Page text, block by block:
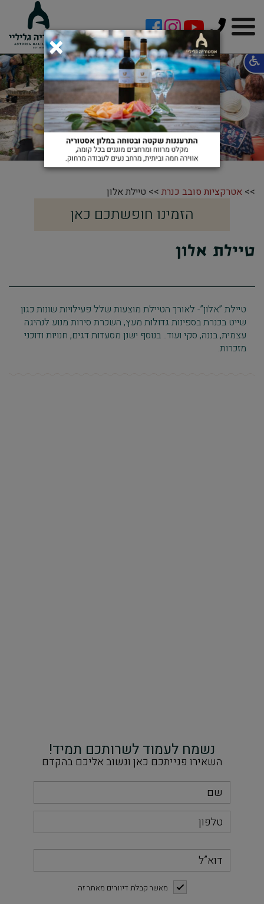
הטיילת
>> אטרקציות סובב כנרת >> טיילת אלון
הזמינו חופשתכם כאן
טיילת אלון
טיילת ”אלון”- לאורך הטיילת מוצעות שלל פעילויות שונות כגון
שייט בכנרת בספינות גדולות מעץ, השכרת סירות מנוע לנהיגה
עצמית, בננה, סקי ועוד.. בנוסף ישנן מסעדות דגים, חנויות ודוכני
מזכרות.
נשמח לעמוד לשרותכם תמיד!
השאירו פנייתכם כאן ונשוב אליכם בהקדם
checkbox
מאשר קבלת דיוורים מאתר זה
×